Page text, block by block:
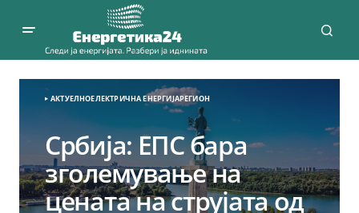
АКТУЕЛНОЕЛЕКТРИЧНА ЕНЕРГИЈАРЕГИОН
Србија: ЕПС бара
зголемување на
цената на струјата од